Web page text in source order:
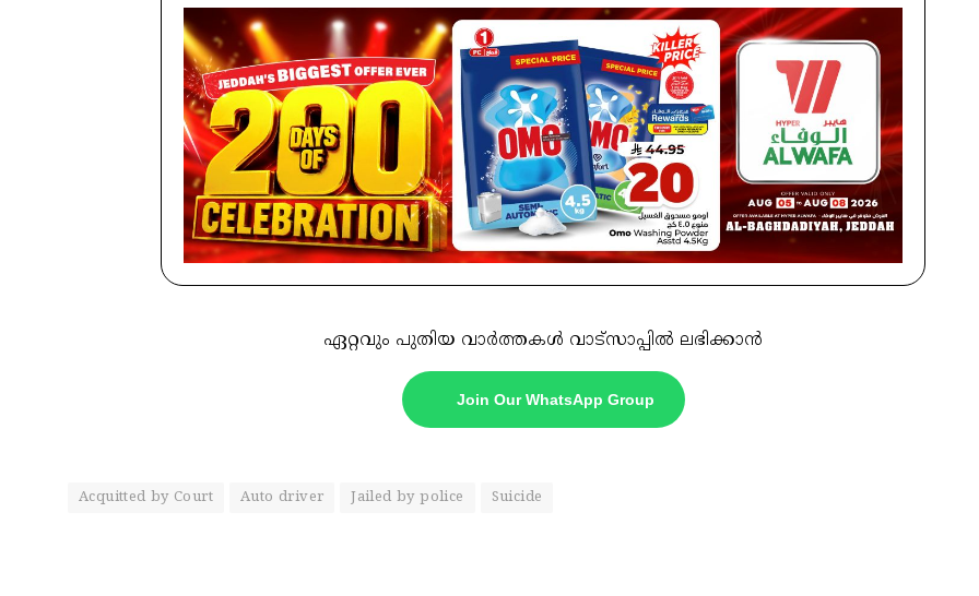
ഏറ്റവും പുതിയ വാർത്തകൾ വാട്സാപ്പിൽ ലഭിക്കാൻ
Join Our WhatsApp Group
Acquitted by Court Auto driver Jailed by police Suicide